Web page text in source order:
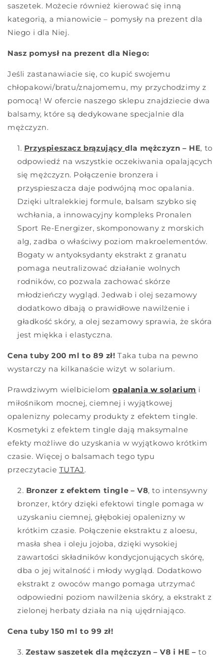
saszetek. Możecie również kierować się inną
kategorią, a mianowicie – pomysły na prezent dla
Niego i dla Niej.
Nasz pomysł na prezent dla Niego:
Jeśli zastanawiacie się, co kupić swojemu
chłopakowi/bratu/znajomemu, my przychodzimy z
pomocą! W ofercie naszego sklepu znajdziecie dwa
balsamy, które są dedykowane specjalnie dla
mężczyzn.
Przyspieszacz brązującydla mężczyzn – HE, to
odpowiedź na wszystkie oczekiwania opalających
się mężczyzn. Połączenie bronzera i
przyspieszacza daje podwójną moc opalania.
Dzięki ultralekkiej formule, balsam szybko się
wchłania, a innowacyjny kompleks Pronalen
Sport Re-Energizer, skomponowany z morskich
alg, zadba o właściwy poziom makroelementów.
Bogaty w antyoksydanty ekstrakt z granatu
pomaga neutralizować działanie wolnych
rodników, co pozwala zachować skórze
młodzieńczy wygląd. Jedwab i olej sezamowy
dodatkowo dbają o prawidłowe nawilżenie i
gładkość skóry, a olej sezamowy sprawia, że skóra
jest miękka i elastyczna.
Cena tuby 200 ml to 89 zł!Taka tuba na pewno
wystarczy na kilkanaście wizyt w solarium.
Prawdziwym wielbicielomopalania w solarium i
miłośnikom mocnej, ciemnej i wyjątkowej
opalenizny polecamy produkty z efektem tingle.
Kosmetyki z efektem tingle dają maksymalne
efekty możliwe do uzyskania w wyjątkowo krótkim
czasie. Więcej o balsamach tego typu
przeczytacie TUTAJ .
Bronzer z efektem tingle – V8, to intensywny
bronzer, który dzięki efektowi tingle pomaga w
uzyskaniu ciemnej, głębokiej opalenizny w
krótkim czasie. Połączenie ekstraktu z aloesu,
masła shea i oleju jojoba, dzięki wysokiej
zawartości składników kondycjonujących skórę,
dba o jej witalność i młody wygląd. Dodatkowo
ekstrakt z owoców mango pomaga utrzymać
odpowiedni poziom nawilżenia skóry, a ekstrakt z
zielonej herbaty działa na nią ujędrniająco.
Cena tuby 150 ml to 99 zł!
Zestaw saszetek dla mężczyzn – V8 i HE –to